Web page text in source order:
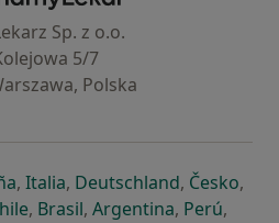
Sp. z o.o.
5/7
Polska
záložce
v nové záložce
se otevře v nové záložce
, Italiase otevře v nové záložce
, Deutschlandse otevře v
, Českose
,
záložce
v nové záložce
se otevře v nové záložce
, Brasilse otevře v nové
, Argentinase otevře v
, Perúse
,